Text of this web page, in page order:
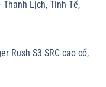
Lịch, Tinh Tế,
Rush S3 SRC cao cổ,